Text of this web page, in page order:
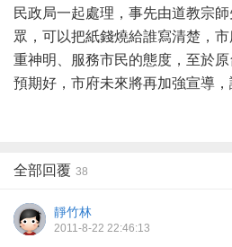
民政局一起處理，事先由道教宗
眾，可以把紙錢燒給誰寫清楚，
重神明、服務市民的態度，至於
預期好，市府未來將再加強宣導，
全部回覆 38
靜竹林
2011-8-22 22:46:13